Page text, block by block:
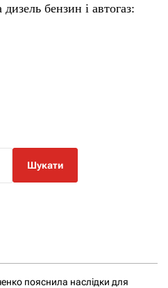
бензин і автогаз:
пояснила наслідки для